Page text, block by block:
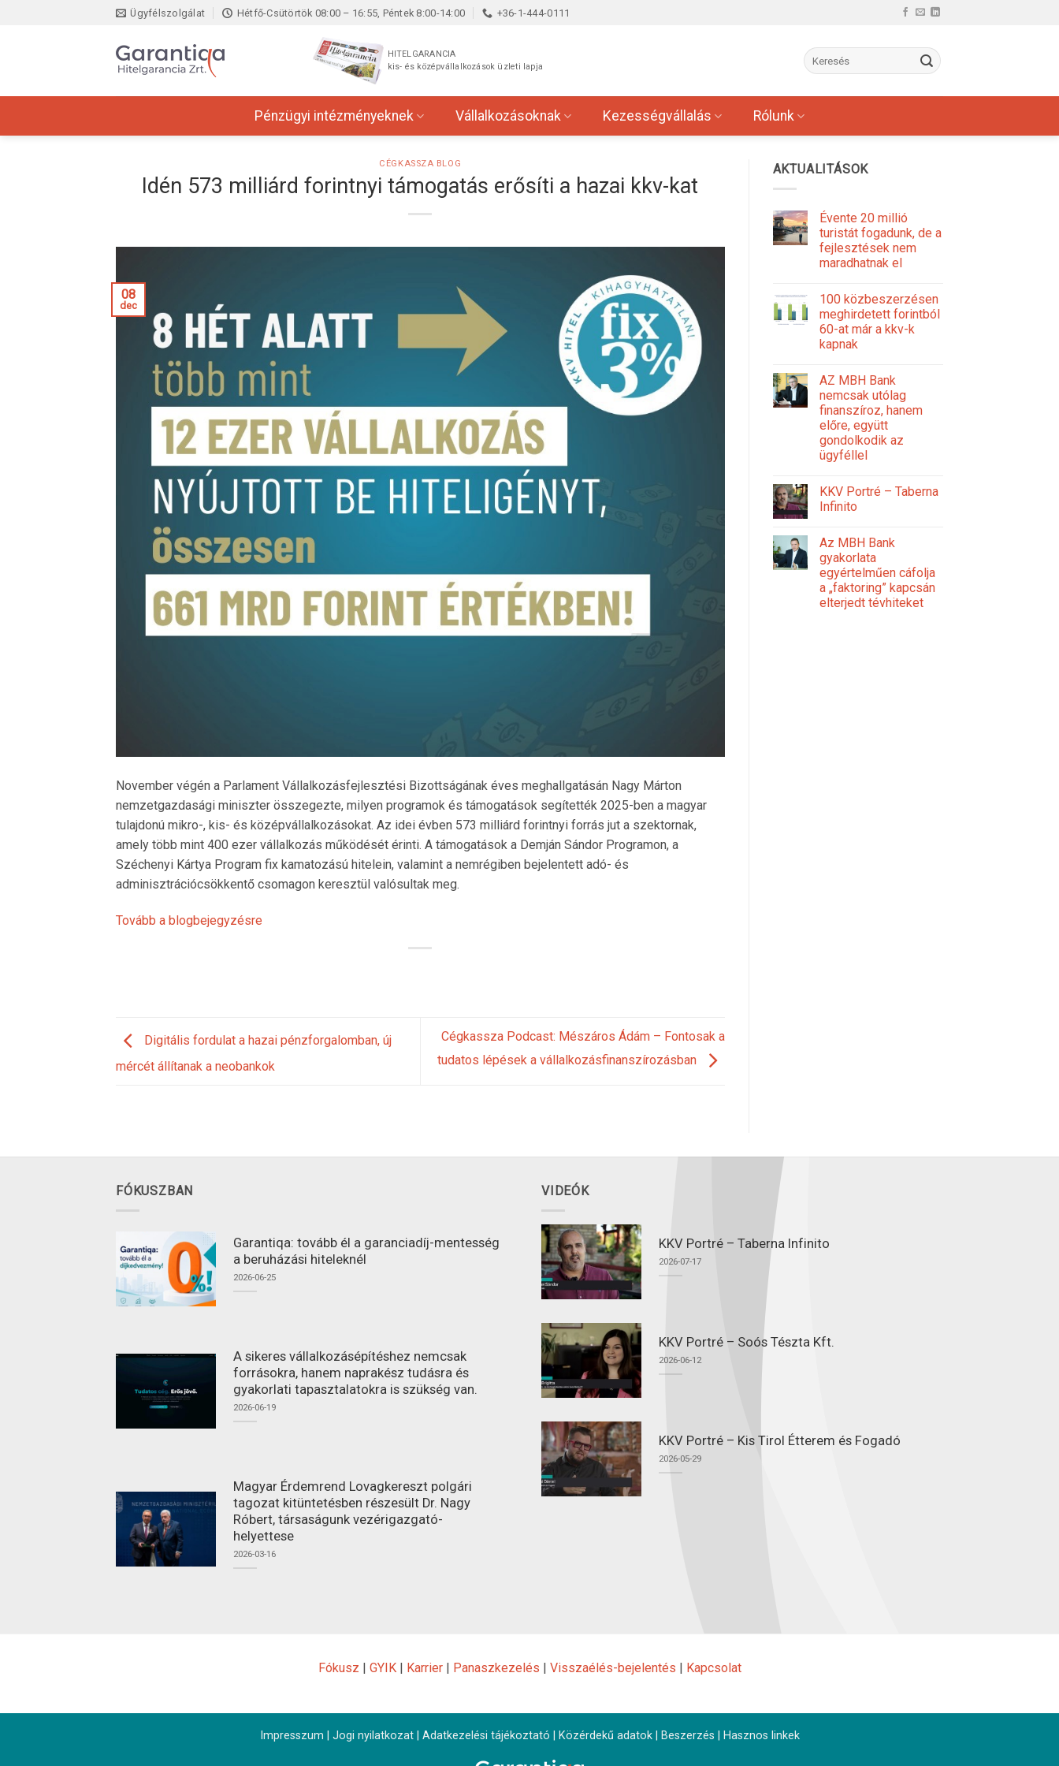
Ügyfélszolgálat Hétfő-Csütörtök 08:00 – 16:55, Péntek 8:00-14:00 +36-1-444-0111
HITELGARANCIA
kis- és középvállalkozások üzleti lapja
Pénzügyi intézményeknek Vállalkozásoknak Kezességvállalás Rólunk
CÉGKASSZA BLOG
Idén 573 milliárd forintnyi támogatás erősíti a hazai kkv-kat
08
dec
November végén a Parlament Vállalkozásfejlesztési Bizottságának éves meghallgatásán Nagy Márton
nemzetgazdasági miniszter összegezte, milyen programok és támogatások segítették 2025-ben a magyar
tulajdonú mikro-, kis- és középvállalkozásokat. Az idei évben 573 milliárd forintnyi forrás jut a szektornak,
amely több mint 400 ezer vállalkozás működését érinti. A támogatások a Demján Sándor Programon, a
Széchenyi Kártya Program fix kamatozású hitelein, valamint a nemrégiben bejelentett adó- és
adminisztrációcsökkentő csomagon keresztül valósultak meg.
Tovább a blogbejegyzésre
Digitális fordulat a hazai pénzforgalomban, új
mércét állítanak a neobankok
Cégkassza Podcast: Mészáros Ádám – Fontosak a
tudatos lépések a vállalkozásfinanszírozásban
AKTUALITÁSOK
Évente 20 millió
turistát fogadunk, de a
fejlesztések nem
maradhatnak el
100 közbeszerzésen
meghirdetett forintból
60-at már a kkv-k
kapnak
AZ MBH Bank
nemcsak utólag
finanszíroz, hanem
előre, együtt
gondolkodik az
ügyféllel
KKV Portré – Taberna
Infinito
Az MBH Bank
gyakorlata
egyértelműen cáfolja
a „faktoring” kapcsán
elterjedt tévhiteket
FÓKUSZBAN
Garantiqa: tovább él a garanciadíj-mentesség
a beruházási hiteleknél
2026-06-25
A sikeres vállalkozásépítéshez nemcsak
forrásokra, hanem naprakész tudásra és
gyakorlati tapasztalatokra is szükség van.
2026-06-19
Magyar Érdemrend Lovagkereszt polgári
tagozat kitüntetésben részesült Dr. Nagy
Róbert, társaságunk vezérigazgató-
helyettese
2026-03-16
VIDEÓK
KKV Portré – Taberna Infinito
2026-07-17
KKV Portré – Soós Tészta Kft.
2026-06-12
KKV Portré – Kis Tirol Étterem és Fogadó
2026-05-29
Fókusz | GYIK| Karrier| Panaszkezelés | Visszaélés-bejelentés | Kapcsolat
Impresszum Jogi nyilatkozat| Adatkezelési tájékoztató Közérdekű adatok| Beszerzés Hasznos linkek